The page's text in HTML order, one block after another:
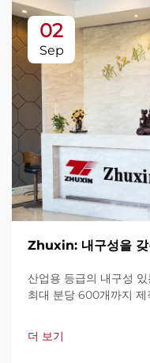
02
Sep
Zhuxin: 내구성을 갖
산업용 등급의 내구성
최대 분당 600개까지 제
사용 편의성, 가동 중단
가 지원과 빠른 서비스
세요.
더 보기